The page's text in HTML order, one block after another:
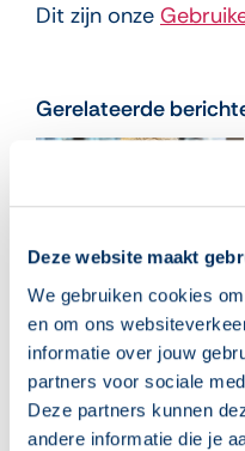
Deze website maakt
We gebruiken cookies
en om ons
informatie over jouw
partners voor sociale
Deze partners kunnen
andere informatie die je
Dit zijn onze
Gerelateerde
‘Leuk, ik mag weer
naar computerles!’